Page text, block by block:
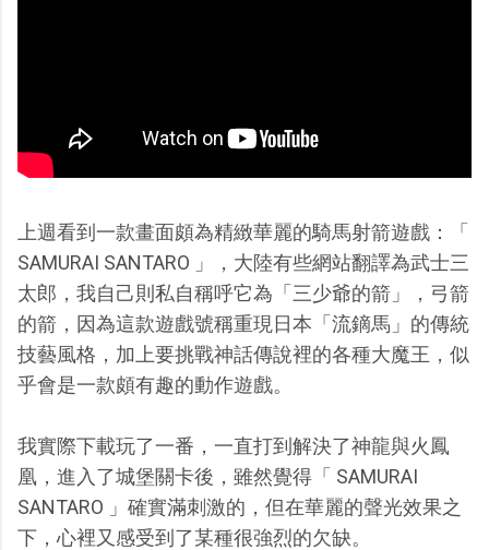
上週看到一款畫面頗為精緻華麗的騎馬射箭遊戲：「
SAMURAI SANTARO 」，大陸有些網站翻譯為武士三
太郎，我自己則私自稱呼它為「三少爺的箭」，弓箭
的箭，因為這款遊戲號稱重現日本「流鏑馬」的傳統
技藝風格，加上要挑戰神話傳說裡的各種大魔王，似
乎會是一款頗有趣的動作遊戲。
我實際下載玩了一番，一直打到解決了神龍與火鳳
凰，進入了城堡關卡後，雖然覺得「 SAMURAI
SANTARO 」確實滿刺激的，但在華麗的聲光效果之
下，心裡又感受到了某種很強烈的欠缺。